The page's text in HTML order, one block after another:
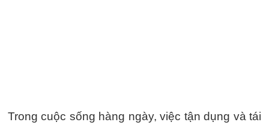
Trong cuộc sống hàng ngày, việc tận dụng và tái